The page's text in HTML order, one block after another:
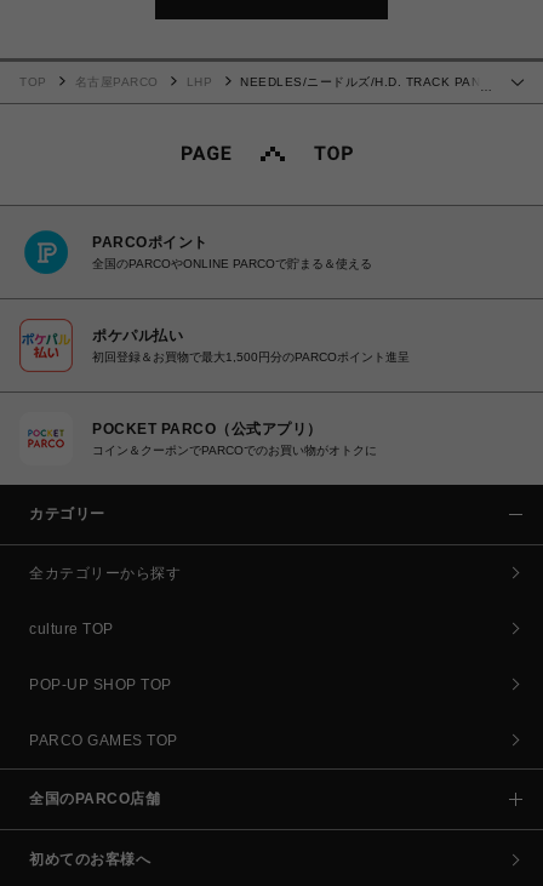
…
TOP 名古屋PARCO LHP
NEEDLES/ニードルズ/H.D. TRACK PANT
PARCOポイント
全国のPARCOやONLINE PARCOで貯まる＆使える
ポケパル払い
初回登録＆お買物で最大1,500円分のPARCOポイント進呈
POCKET PARCO（公式アプリ）
コイン＆クーポンでPARCOでのお買い物がオトクに
カテゴリー
全カテゴリーから探す
culture TOP
POP-UP SHOP TOP
PARCO GAMES TOP
全国のPARCO店舗
初めてのお客様へ